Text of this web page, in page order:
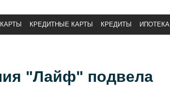
КРЕДИТНЫЕ КАРТЫ КРЕДИТЫ ИПОТЕКА
"Лайф" подвела